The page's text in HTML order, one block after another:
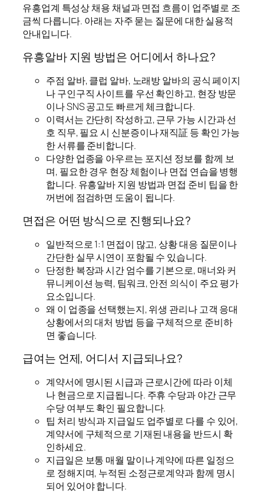
유흥업계 특성상 채용 채널과 면접 흐름이 업주별로 조
금씩 다릅니다. 아래는 자주 묻는 질문에 대한 실용적
안내입니다.
유흥알바 지원 방법은 어디에서 하나요?
주점 알바, 클럽 알바, 노래방 알바의 공식 페이지
나 구인구직 사이트를 우선 확인하고, 현장 방문
이나 SNS 공고도 빠르게 체크합니다.
이력서는 간단히 작성하고, 근무 가능 시간과 선
호 직무, 필요 시 신분증이나 재직証 등 확인 가능
한 서류를 준비합니다.
다양한 업종을 아우르는 포지션 정보를 함께 보
며, 필요한 경우 현장 체험이나 면접 연습을 병행
합니다. 유흥알바 지원 방법과 면접 준비 팁을 한
꺼번에 점검하면 도움이 됩니다.
면접은 어떤 방식으로 진행되나요?
일반적으로 1:1 면접이 많고, 상황 대응 질문이나
간단한 실무 시연이 포함될 수 있습니다.
단정한 복장과 시간 엄수를 기본으로, 매너와 커
뮤니케이션 능력, 팀워크, 안전 의식이 주요 평가
요소입니다.
왜 이 업종을 선택했는지, 위생 관리나 고객 응대
상황에서의 대처 방법 등을 구체적으로 준비하
면 좋습니다.
급여는 언제, 어디서 지급되나요?
계약서에 명시된 시급과 근로시간에 따라 이체
나 현금으로 지급됩니다. 주휴 수당과 야간 근무
수당 여부도 확인 필요합니다.
팁 처리 방식과 지급일도 업주별로 다를 수 있어,
계약서에 구체적으로 기재된 내용을 반드시 확
인하세요.
지급일은 보통 매월 말이나 계약에 따른 일정으
로 정해지며, 누적된 소정근로계약과 함께 명시
되어 있어야 합니다.